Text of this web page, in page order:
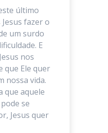
último
fazer o
um surdo
E
nos
que Ele quer
nossa vida.
que aquele
se
Jesus quer